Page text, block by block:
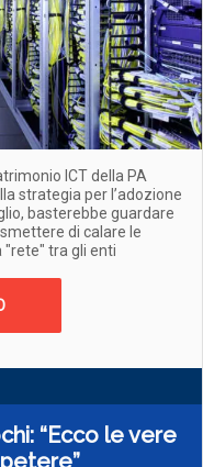
ICT della PA
strategia per l’adozione
basterebbe guardare
di calare le
"rete" tra gli enti
“Ecco le vere